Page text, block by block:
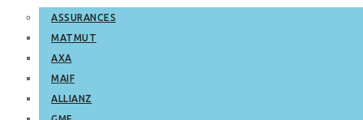
ASSURANCES
MATMUT
AXA
MAIF
ALLIANZ